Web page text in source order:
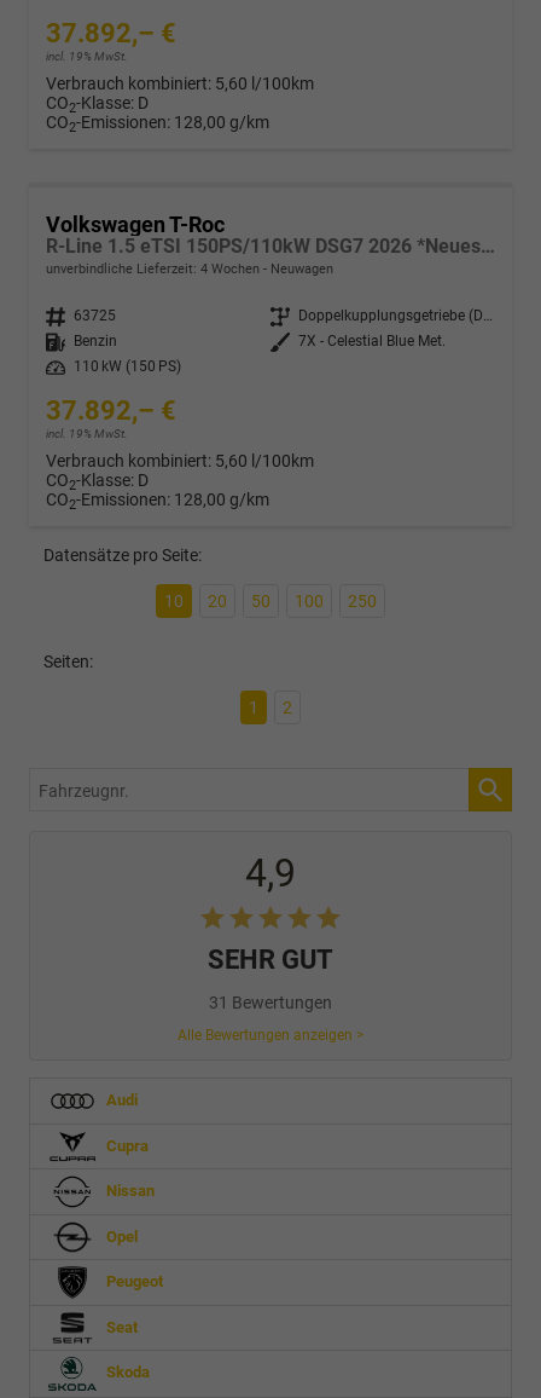
37.892,– €
incl. 19% MwSt.
Verbrauch kombiniert: 5,60 l/100km
CO2-Klasse: D
CO2-Emissionen: 128,00 g/km
Volkswagen T-Roc
R-Line 1.5 eTSI 150PS/110kW DSG7 2026 *Neues Modell* | +AHK +BlackStyle +19" ALU +IQ.Licht-Matrix
unverbindliche Lieferzeit: 4 Wochen Neuwagen
Fahrzeugnr. 63725 Getriebe
Doppelkupplungsgetriebe (DSG)
Kraftstoff
Benzin Außenfarbe 7X - Celestial Blue Met.
Leistung
110 kW (150 PS)
37.892,– €
incl. 19% MwSt.
Verbrauch kombiniert: 5,60 l/100km
CO2-Klasse: D
CO2-Emissionen: 128,00 g/km
Datensätze pro Seite:
10 20 50 100 250
Seiten:
1 2
Fahrzeugnr.
4,9
SEHR GUT
31 Bewertungen
Alle Bewertungen anzeigen >
Audi
Cupra
Nissan
Opel
Peugeot
Seat
Skoda